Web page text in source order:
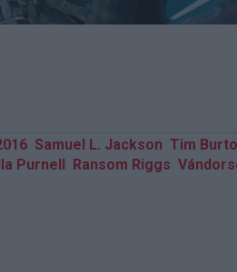
Samuel L. Jackson Tim
Purnell Ransom Riggs